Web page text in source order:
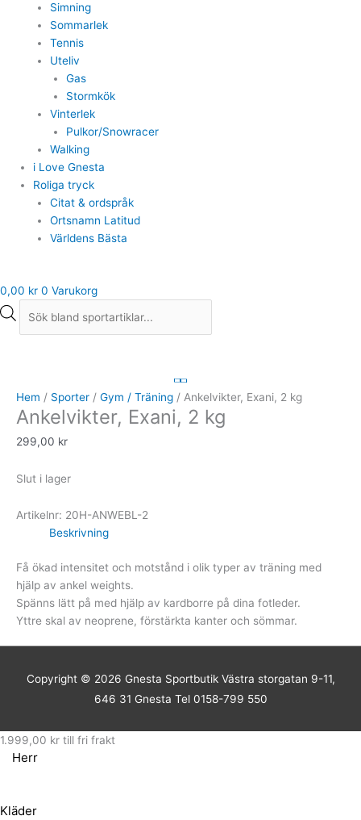
Simning
Sommarlek
Tennis
Uteliv
Gas
Stormkök
Vinterlek
Pulkor/Snowracer
Walking
i Love Gnesta
Roliga tryck
Citat & ordspråk
Ortsnamn Latitud
Världens Bästa
0,00 kr 0 Varukorg
Hem / Sporter / Gym / Träning / Ankelvikter, Exani, 2 kg
Ankelvikter, Exani, 2 kg
299,00 kr
Slut i lager
Artikelnr: 20H-ANWEBL-2
Beskrivning
Få ökad intensitet och motstånd i olik typer av träning med
hjälp av ankel weights.
Spänns lätt på med hjälp av kardborre på dina fotleder.
Yttre skal av neoprene, förstärkta kanter och sömmar.
Copyright © 2026 Gnesta SportbutikVästra storgatan 9-11,
646 31 Gnesta Tel 0158-799 550
1.999,00 kr till fri frakt
Herr
Kläder